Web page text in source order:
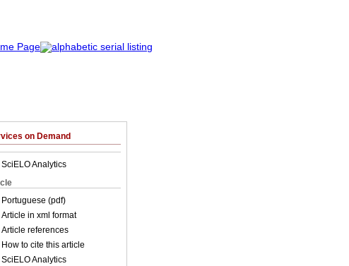
on Demand
SciELO Analytics
Portuguese (pdf)
Article in xml format
Article references
How to cite this article
SciELO Analytics